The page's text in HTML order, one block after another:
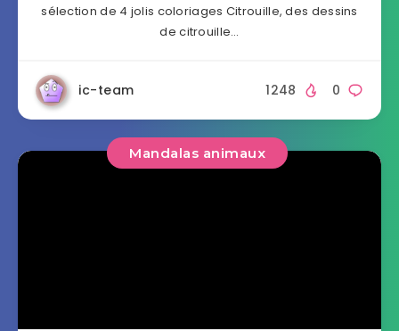
sélection de 4 jolis coloriages Citrouille, des dessins
de citrouille…
ic-team 0
1248
Mandalas animaux